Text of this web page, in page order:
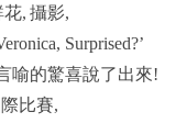
花, 攝影,
Surprised?’
喻的驚喜說了出來!
比賽,